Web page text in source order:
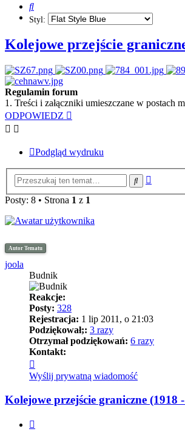
Szukaj
Styl:
Kolejowe przejście
Regulamin forum
1. Treści i załączniki umieszczane w postach
ODPOWIEDZ
Podgląd wydruku
Szukaj
Posty: 8 • Strona 1 z 1
Autor Tematu
joola
Budnik
Reakcje:
Posty: 328
Rejestracja: 1 lip 2011, o 21:03
Podziękował;: 3 razy
Otrzymał podziękowań: 6 razy
Kontakt:
się
z
Wyślij prywatną wiadomość
Kolejowe przejście graniczne (1918